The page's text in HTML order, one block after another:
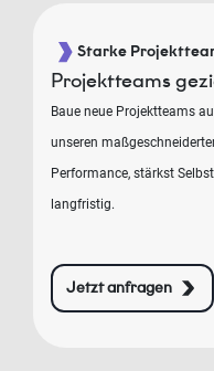
Starke
Projektteams
Baue neue Projektteams
unseren
Performance, stärkst
langfristig.
Jetzt anfragen